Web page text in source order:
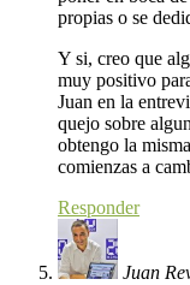
propias o se
Y si, creo que
muy positivo
Juan en la
quejo sobre
obtengo la
comienzas a
Responder
Juan